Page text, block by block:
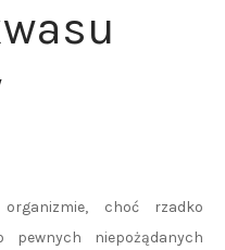
choć rzadko
pewnych niepożądanych